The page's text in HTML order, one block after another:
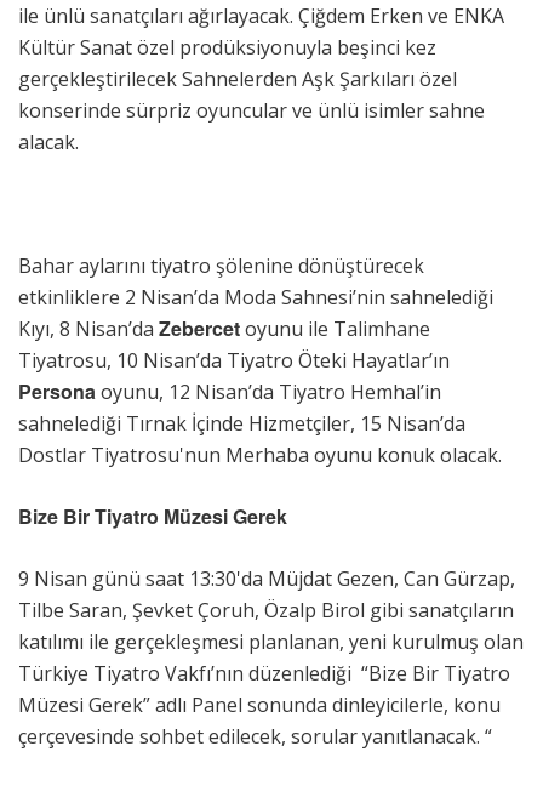
ile ünlü sanatçıları ağırlayacak. Çiğdem Erken ve ENKA
Kültür Sanat özel prodüksiyonuyla beşinci kez
gerçekleştirilecek Sahnelerden Aşk Şarkıları özel
konserinde sürpriz oyuncular ve ünlü isimler sahne
alacak.
Bahar aylarını tiyatro şölenine dönüştürecek
etkinliklere 2 Nisan’da Moda Sahnesi’nin sahnelediği
Kıyı, 8 Nisan’da Zebercetoyunu ile Talimhane
Tiyatrosu, 10 Nisan’da Tiyatro Öteki Hayatlar’ın
Persona oyunu, 12 Nisan’da Tiyatro Hemhal’in
sahnelediği Tırnak İçinde Hizmetçiler, 15 Nisan’da
Dostlar Tiyatrosu'nun Merhaba oyunu konuk olacak.
Bize Bir Tiyatro Müzesi Gerek
9 Nisan günü saat 13:30'da Müjdat Gezen, Can Gürzap,
Tilbe Saran, Şevket Çoruh, Özalp Birol gibi sanatçıların
katılımı ile gerçekleşmesi planlanan, yeni kurulmuş olan
Türkiye Tiyatro Vakfı’nın düzenlediği “Bize Bir Tiyatro
Müzesi Gerek” adlı Panel sonunda dinleyicilerle, konu
çerçevesinde sohbet edilecek, sorular yanıtlanacak. “